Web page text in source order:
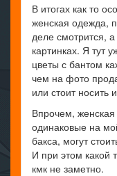
В итогах как то
женская одежда,
деле смотрится,
картинках. Я тут
цветы с бантом
чем на фото
или стоит носить
Впрочем,
одинаковые на
бакса, могут
И при этом какой
кмк не заметно.